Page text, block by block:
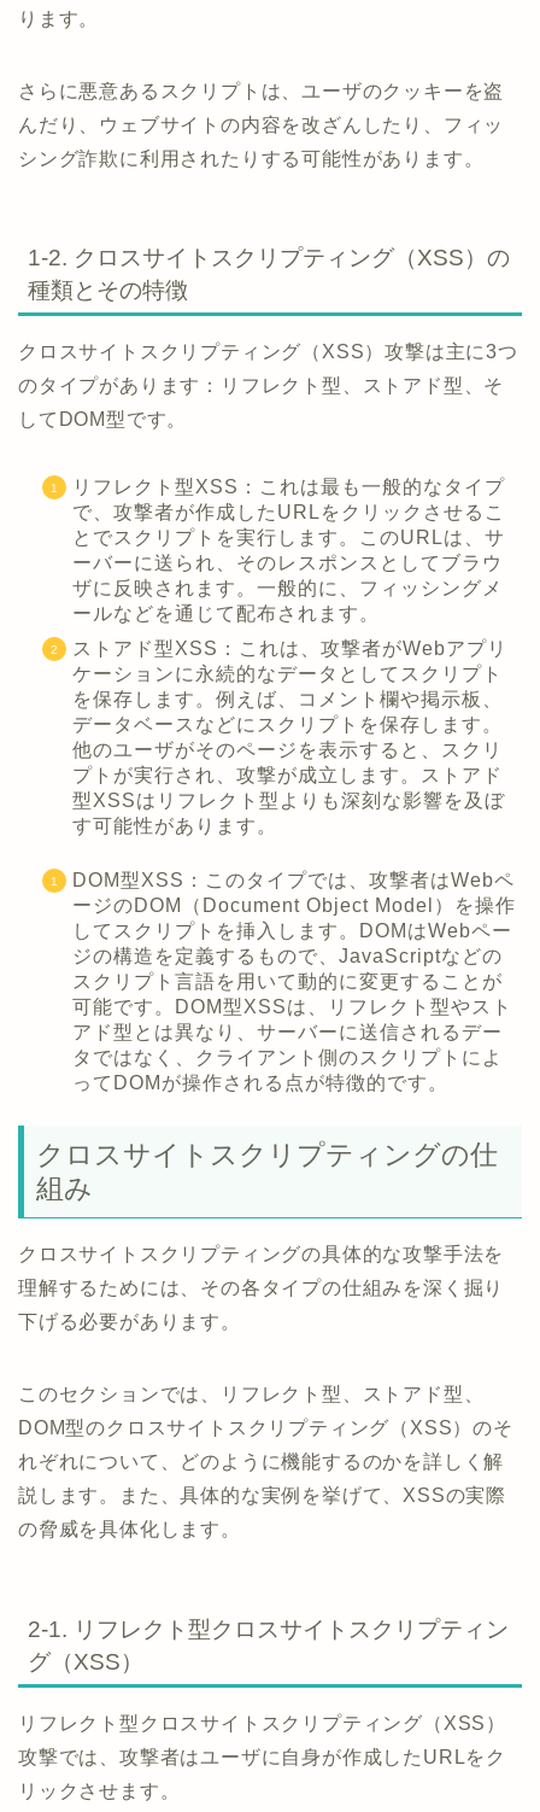
ります。
さらに悪意あるスクリプトは、ユーザのクッキーを盗
んだり、ウェブサイトの内容を改ざんしたり、フィッ
シング詐欺に利用されたりする可能性があります。
1-2. クロスサイトスクリプティング（XSS）の
種類とその特徴
クロスサイトスクリプティング（XSS）攻撃は主に3つ
のタイプがあります：リフレクト型、ストアド型、そ
してDOM型です。
リフレクト型XSS：これは最も一般的なタイプ
で、攻撃者が作成したURLをクリックさせるこ
とでスクリプトを実行します。このURLは、サ
ーバーに送られ、そのレスポンスとしてブラウ
ザに反映されます。一般的に、フィッシングメ
ールなどを通じて配布されます。
ストアド型XSS：これは、攻撃者がWebアプリ
ケーションに永続的なデータとしてスクリプト
を保存します。例えば、コメント欄や掲示板、
データベースなどにスクリプトを保存します。
他のユーザがそのページを表示すると、スクリ
プトが実行され、攻撃が成立します。ストアド
型XSSはリフレクト型よりも深刻な影響を及ぼ
す可能性があります。
DOM型XSS：このタイプでは、攻撃者はWebペ
ージのDOM（Document Object Model）を操作
してスクリプトを挿入します。DOMはWebペー
ジの構造を定義するもので、JavaScriptなどの
スクリプト言語を用いて動的に変更することが
可能です。DOM型XSSは、リフレクト型やスト
アド型とは異なり、サーバーに送信されるデー
タではなく、クライアント側のスクリプトによ
ってDOMが操作される点が特徴的です。
クロスサイトスクリプティングの仕
組み
クロスサイトスクリプティングの具体的な攻撃手法を
理解するためには、その各タイプの仕組みを深く掘り
下げる必要があります。
このセクションでは、リフレクト型、ストアド型、
DOM型のクロスサイトスクリプティング（XSS）のそ
れぞれについて、どのように機能するのかを詳しく解
説します。また、具体的な実例を挙げて、XSSの実際
の脅威を具体化します。
2-1. リフレクト型クロスサイトスクリプティン
グ（XSS）
リフレクト型クロスサイトスクリプティング（XSS）
攻撃では、攻撃者はユーザに自身が作成したURLをク
リックさせます。